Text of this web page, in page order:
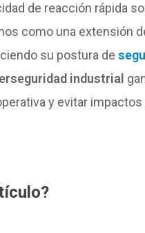
de reacción rápida
como una extensión
su postura de
industrial
y evitar impactos